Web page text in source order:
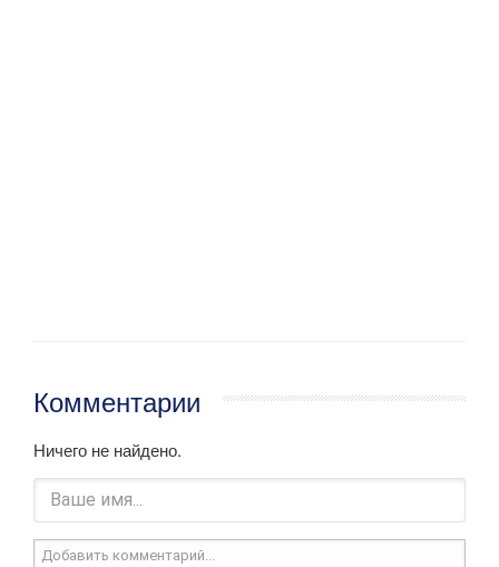
Комментарии
Ничего не найдено.